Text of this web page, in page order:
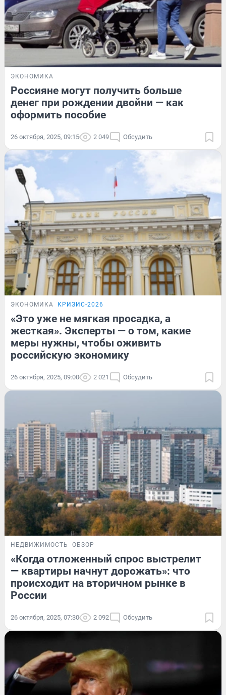
ЭКОНОМИКА
Россияне могут получить больше
денег при рождении двойни — как
оформить пособие
26 октября, 2025, 09:15 2 049 Обсудить
ЭКОНОМИКА КРИЗИС-2026
«Это уже не мягкая просадка, а
жесткая». Эксперты — о том, какие
меры нужны, чтобы оживить
российскую экономику
26 октября, 2025, 09:00 2 021 Обсудить
НЕДВИЖИМОСТЬ ОБЗОР
«Когда отложенный спрос выстрелит
— квартиры начнут дорожать»: что
происходит на вторичном рынке в
России
26 октября, 2025, 07:30 2 092 Обсудить